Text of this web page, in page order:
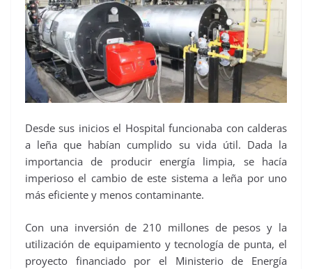
Desde sus inicios el Hospital funcionaba con calderas
a leña que habían cumplido su vida útil. Dada la
importancia de producir energía limpia, se hacía
imperioso el cambio de este sistema a leña por uno
más eficiente y menos contaminante.
Con una inversión de 210 millones de pesos y la
utilización de equipamiento y tecnología de punta, el
proyecto financiado por el Ministerio de Energía